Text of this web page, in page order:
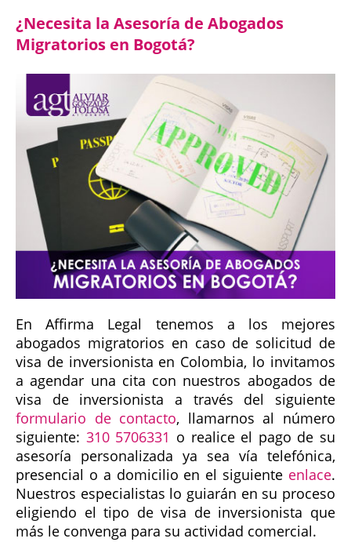
¿Necesita la Asesoría de Abogados
Migratorios en Bogotá?
En Affirma Legal tenemos a los mejores
abogados migratorios en caso de solicitud de
visa de inversionista en Colombia, lo invitamos
a agendar una cita con nuestros abogados de
visa de inversionista a través del siguiente
formulario de contacto, llamarnos al número
siguiente: 310 5706331 o realice el pago de su
asesoría personalizada ya sea vía telefónica,
presencial o a domicilio en el siguiente enlace.
Nuestros especialistas lo guiarán en su proceso
eligiendo el tipo de visa de inversionista que
más le convenga para su actividad comercial.